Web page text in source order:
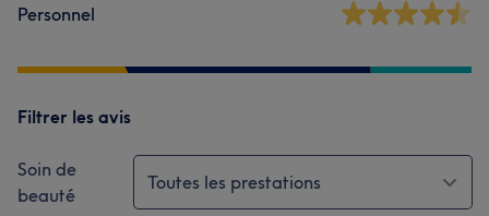
Personnel
Filtrer les avis
Soin de
beauté
Toutes les prestations